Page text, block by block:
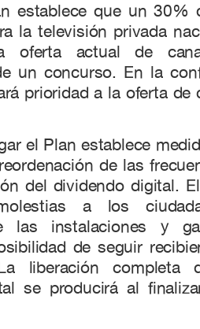
establece que un 30%
la televisión privada
oferta actual de
un concurso. En la
prioridad a la oferta de
el Plan establece
de las
del dividendo digital.
a los
las instalaciones y
de seguir
liberación completa
se producirá al